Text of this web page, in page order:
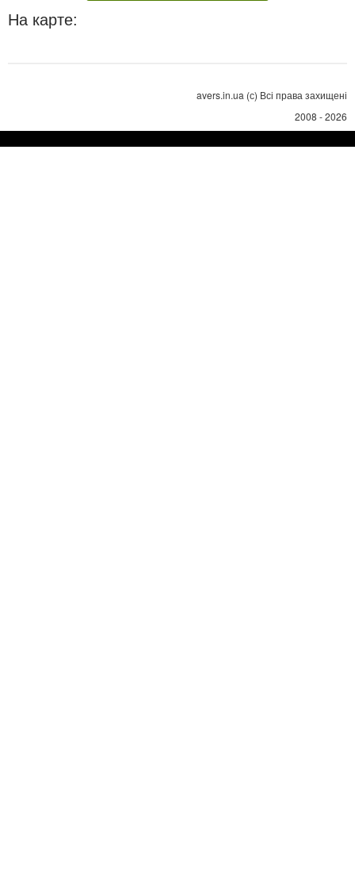
На карте:
avers.in.ua (с) Всі права захищені
2008 - 2026